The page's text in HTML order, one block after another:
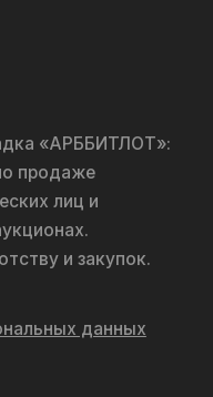
«АРББИТЛОТ»:
продаже
лиц и
и закупок.
данных